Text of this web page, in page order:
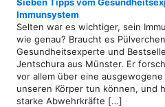
Immunsystem
Selten war es wichtiger, sein
wie genau? Braucht es
Gesundheitsexperte und
Jentschura aus Münster. Er
vor allem über eine
unseren Körper tun können, und
starke Abwehrkräfte […]